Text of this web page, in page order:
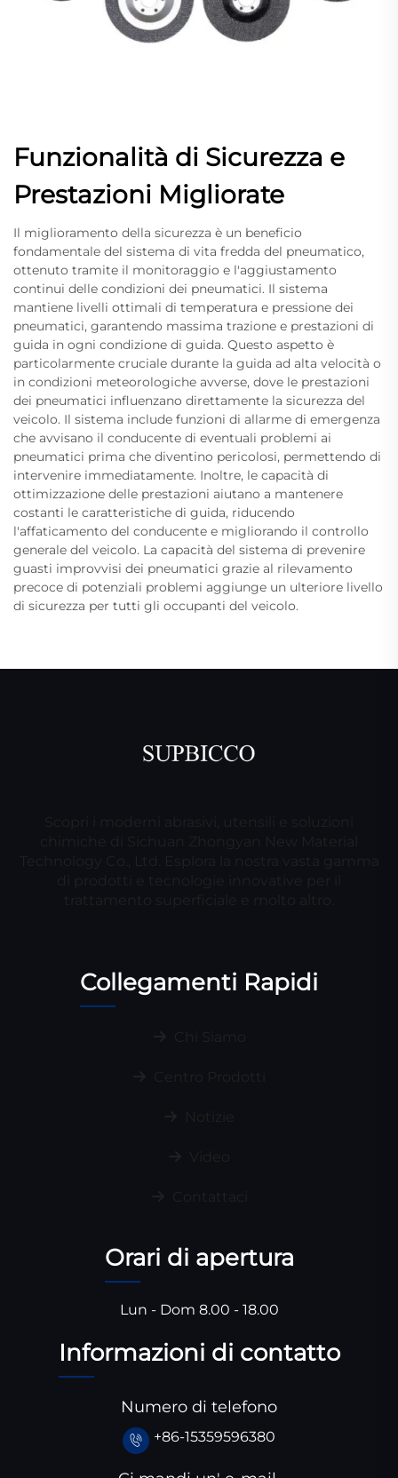
Funzionalità di Sicurezza e
Prestazioni Migliorate
Il miglioramento della sicurezza è un beneficio
fondamentale del sistema di vita fredda del pneumatico,
ottenuto tramite il monitoraggio e l'aggiustamento
continui delle condizioni dei pneumatici. Il sistema
mantiene livelli ottimali di temperatura e pressione dei
pneumatici, garantendo massima trazione e prestazioni di
guida in ogni condizione di guida. Questo aspetto è
particolarmente cruciale durante la guida ad alta velocità o
in condizioni meteorologiche avverse, dove le prestazioni
dei pneumatici influenzano direttamente la sicurezza del
veicolo. Il sistema include funzioni di allarme di emergenza
che avvisano il conducente di eventuali problemi ai
pneumatici prima che diventino pericolosi, permettendo di
intervenire immediatamente. Inoltre, le capacità di
ottimizzazione delle prestazioni aiutano a mantenere
costanti le caratteristiche di guida, riducendo
l'affaticamento del conducente e migliorando il controllo
generale del veicolo. La capacità del sistema di prevenire
guasti improvvisi dei pneumatici grazie al rilevamento
precoce di potenziali problemi aggiunge un ulteriore livello
di sicurezza per tutti gli occupanti del veicolo.
Collegamenti Rapidi
Orari di apertura
Lun - Dom 8.00 - 18.00
Informazioni di contatto
Numero di telefono
+86-15359596380